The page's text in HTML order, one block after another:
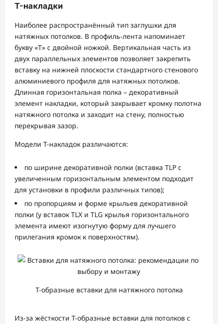
T-накладки
Наиболее распространённый тип заглушки для
натяжных потолков. В профиль-лента напоминает
букву «Т» с двойной ножкой. Вертикальная часть из
двух параллельных элементов позволяет закрепить
вставку на нижней плоскости стандартного стенового
алюминиевого профиля для натяжных потолков.
Длинная горизонтальная полка – декоративный
элемент накладки, который закрывает кромку полотна
натяжного потолка и заходит на стену, полностью
перекрывая зазор.
Модели Т-накладок различаются:
по ширине декоративной полки (вставка TLP с
увеличенным горизонтальным элементом подходит
для установки в профили различных типов);
по пропорциям и форме крыльев декоративной
полки (у вставок TLX и TLG крылья горизонтального
элемента имеют изогнутую форму для лучшего
прилегания кромок к поверхностям).
Т-образные вставки для натяжного потолка
Из-за жёсткости Т-образные вставки для потолков с